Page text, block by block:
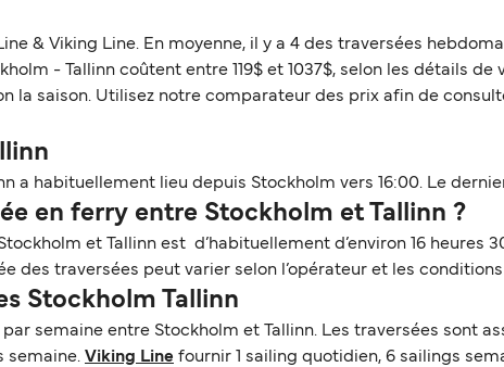
& Viking Line. En moyenne, il y a 4 des traversées
- Tallinn coûtent entre 119$ et 1037$, selon les détails
la saison. Utilisez notre comparateur des prix afin de
a habituellement lieu depuis Stockholm vers 16:00. Le
en ferry entre Stockholm et Tallinn ?
et Tallinn est d’habituellement d’environ 16 heures
des traversées peut varier selon l’opérateur et les
Stockholm Tallinn
semaine entre Stockholm et Tallinn. Les traversées sont
semaine. Viking Line fournir 1 sailing quotidien, 6 sailings